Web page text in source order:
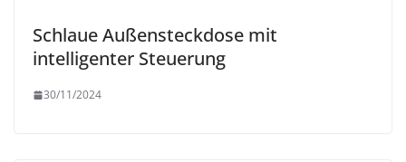
Schlaue Außensteckdose mit
intelligenter Steuerung
30/11/2024